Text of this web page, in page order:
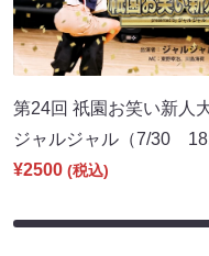
第24回 祇園お笑い新人
ジャルジャル（7/30
¥2500 (税込)